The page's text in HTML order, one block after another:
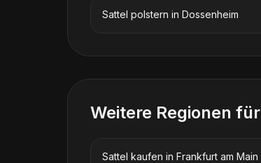
Sattel polstern in Dossenheim
Weitere Regionen für
Sattel kaufen in Frankfurt am Main